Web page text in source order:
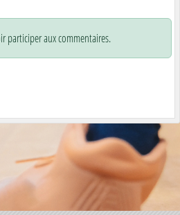
participer aux commentaires.